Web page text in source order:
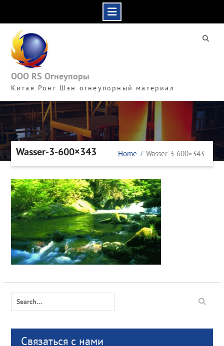
content
ООО RS Огнеупоры
Китая Ронг Шэн огнеупорный материал
Wasser-3-600×343 Home Wasser-3-600×343
Search
for:
Связаться с нами